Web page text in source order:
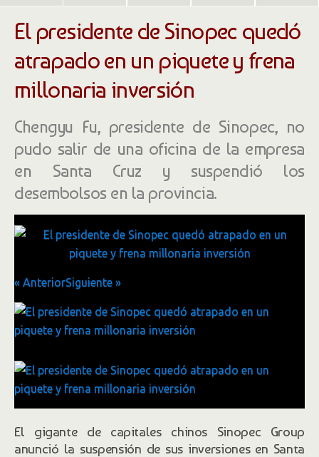
El presidente de Sinopec quedó
atrapado en un piquete y frena
millonaria inversión
Chengyu Fu, presidente de Sinopec, no
pudo salir de una oficina de la empresa
en Santa Cruz y suspendió los
desembolsos en la provincia.
« AnteriorSiguiente »
El gigante de capitales chinos Sinopec Group
anunció la suspensión de sus inversiones en Santa